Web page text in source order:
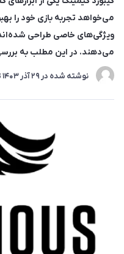
می‌خواهد تجربه بازی خود را
ویژگی‌های خاصی طراحی شده‌اند
می‌دهند. در این مطلب به
نوشته شده در 29 آذر 1403